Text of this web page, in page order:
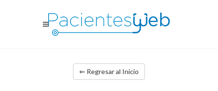
⇐ Regresar al Inicio